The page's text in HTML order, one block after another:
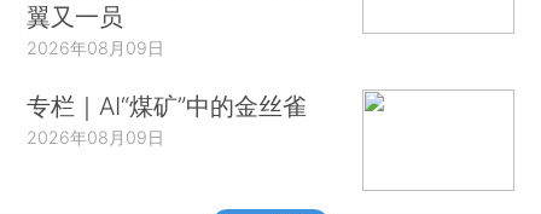
翼又一员
2026年08月09日
专栏｜AI“煤矿”中的金丝雀
2026年08月09日